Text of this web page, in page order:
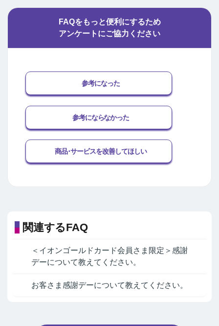
FAQをもっと便利にするため
アンケートにご協力ください
参考になった
参考にならなかった
商品･サービスを改善してほしい
関連するFAQ
＜イオンゴールドカード会員さま限定＞感謝
デーについて教えてください。
お客さま感謝デーについて教えてください。